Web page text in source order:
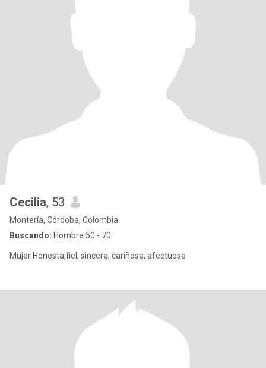
Cecilia, 53
Montería, Córdoba, Colombia
Buscando: Hombre 50 - 70
Mujer Honesta,fiel, sincera, cariñosa, afectuosa